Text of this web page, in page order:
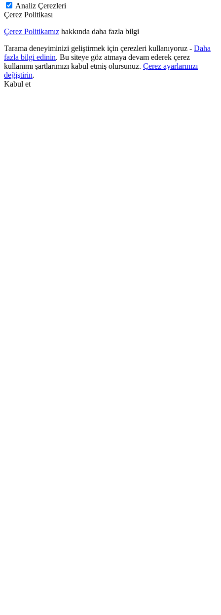
Analiz Çerezleri
Çerez Politikası
Çerez Politikamız hakkında daha fazla bilgi
Tarama deneyiminizi geliştirmek için çerezleri kullanıyoruz - Daha
fazla bilgi edinin. Bu siteye göz atmaya devam ederek çerez
kullanımı şartlarımızı kabul etmiş olursunuz. Çerez ayarlarınızı
değiştirin.
Kabul et